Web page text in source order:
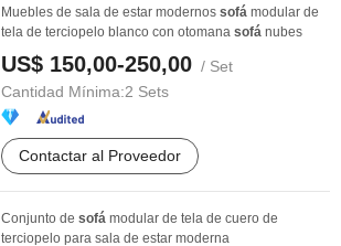
Muebles de sala de estar modernos sofá modular de
tela de terciopelo blanco con otomana sofá nubes
US$ 150,00-250,00 / Set
Cantidad Mínima:2 Sets
Contactar al Proveedor
Conjunto de sofá modular de tela de cuero de
terciopelo para sala de estar moderna